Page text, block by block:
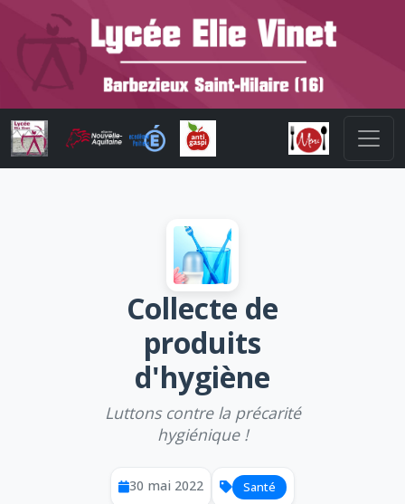
Collecte de
produits
d'hygiène
Luttons contre la précarité
hygiénique !
30 mai 2022 Santé